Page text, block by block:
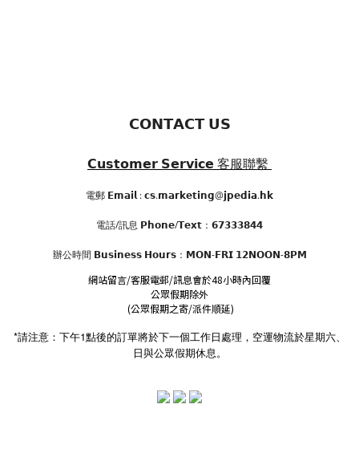
𝗖𝗢𝗡𝗧𝗔𝗖𝗧 𝗨𝗦
𝗖𝘂𝘀𝘁𝗼𝗺𝗲𝗿 𝗦𝗲𝗿𝘃𝗶𝗰𝗲 客服聯繫
電郵 𝗘𝗺𝗮𝗶𝗹 : 𝗰𝘀.𝗺𝗮𝗿𝗸𝗲𝘁𝗶𝗻𝗴@𝗷𝗽𝗲𝗱𝗶𝗮.𝗵𝗸
電話/訊息 𝗣𝗵𝗼𝗻𝗲/𝗧𝗲𝘅𝘁：𝟲𝟳𝟯𝟯𝟯𝟴𝟰𝟰
辦公時間 𝗕𝘂𝘀𝗶𝗻𝗲𝘀𝘀 𝗛𝗼𝘂𝗿𝘀：𝗠𝗢𝗡-𝗙𝗥𝗜 𝟭𝟮𝗡𝗢𝗢𝗡-𝟴𝗣𝗠
網站留言/客服電郵/訊息會於48小時內回覆
公眾假期除外
(公眾假期之寄/派件順延)
*請注意：下午1點後的訂單將於下一個工作日處理，空運物流於星期六、
日與公眾假期休息。